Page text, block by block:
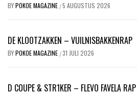
BYPOKOE MAGAZINE /5 AUGUSTUS 2026
DE KLOOTZAKKEN – VUILNISBAKKENRAP
BYPOKOE MAGAZINE /31 JULI 2026
D COUPE & STR1KER – FLEVO FAVELA RAP